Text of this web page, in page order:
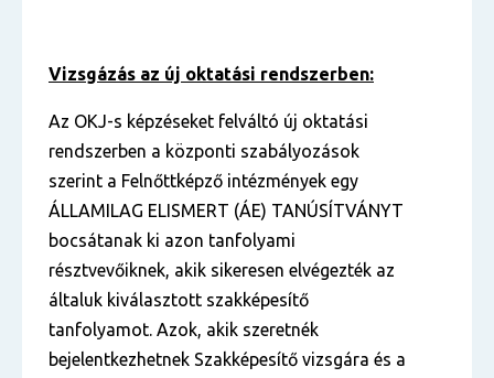
Vizsgázás az új oktatási rendszerben:
Az OKJ-s képzéseket felváltó új oktatási
rendszerben a központi szabályozások
szerint a Felnőttképző intézmények egy
ÁLLAMILAG ELISMERT (ÁE) TANÚSÍTVÁNYT
bocsátanak ki azon tanfolyami
résztvevőiknek, akik sikeresen elvégezték az
általuk kiválasztott szakképesítő
tanfolyamot. Azok, akik szeretnék
bejelentkezhetnek Szakképesítő vizsgára és a